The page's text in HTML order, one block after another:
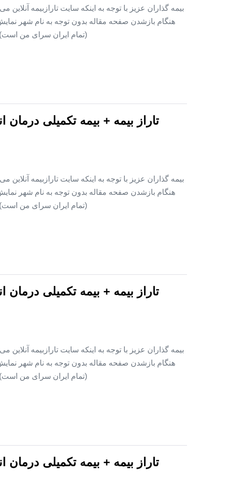
بیمه گذاران عزیز با توجه به اینکه سایت تارازبیمه
هنگام بازشدن صفحه مقاله بدون توجه به نام شهر نمایش
(تمام ایران سرای من است)
تاراز بیمه + بیمه تکمیلی
بیمه گذاران عزیز با توجه به اینکه سایت تارازبیمه
هنگام بازشدن صفحه مقاله بدون توجه به نام شهر نمایش
(تمام ایران سرای من است)
تاراز بیمه + بیمه تکمیلی
بیمه گذاران عزیز با توجه به اینکه سایت تارازبیمه
هنگام بازشدن صفحه مقاله بدون توجه به نام شهر نمایش
(تمام ایران سرای من است)
تاراز بیمه + بیمه تکمیلی